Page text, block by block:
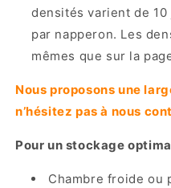
densités varient de 10
par napperon. Les
mêmes que sur la
Nous proposons une
n’hésitez pas à nous
Pour un stockage
Chambre froide ou